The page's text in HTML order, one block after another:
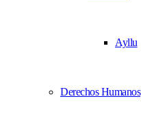
Ayllu
Derechos Humanos